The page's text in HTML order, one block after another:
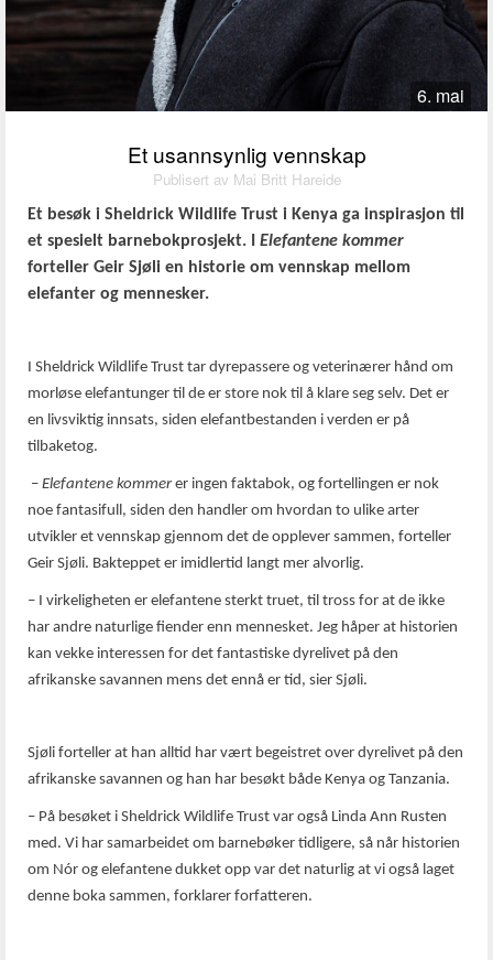
Et usannsynlig vennskap
Publisert av Mai Britt Hareide
6. mai
Et besøk i Sheldrick Wildlife Trust i Kenya ga inspirasjon til
et spesielt barnebokprosjekt. I Elefantene kommer
forteller Geir Sjøli en historie om vennskap mellom
elefanter og mennesker.
I Sheldrick Wildlife Trust tar dyrepassere og veterinærer hånd om
morløse elefantunger til de er store nok til å klare seg selv. Det er
en livsviktig innsats, siden elefantbestanden i verden er på
tilbaketog.
– Elefantene kommerer ingen faktabok, og fortellingen er nok
noe fantasifull, siden den handler om hvordan to ulike arter
utvikler et vennskap gjennom det de opplever sammen, forteller
Geir Sjøli. Bakteppet er imidlertid langt mer alvorlig.
– I virkeligheten er elefantene sterkt truet, til tross for at de ikke
har andre naturlige fiender enn mennesket. Jeg håper at historien
kan vekke interessen for det fantastiske dyrelivet på den
afrikanske savannen mens det ennå er tid, sier Sjøli.
Sjøli forteller at han alltid har vært begeistret over dyrelivet på den
afrikanske savannen og han har besøkt både Kenya og Tanzania.
– På besøket i Sheldrick Wildlife Trust var også Linda Ann Rusten
med. Vi har samarbeidet om barnebøker tidligere, så når historien
om Nór og elefantene dukket opp var det naturlig at vi også laget
denne boka sammen, forklarer forfatteren.